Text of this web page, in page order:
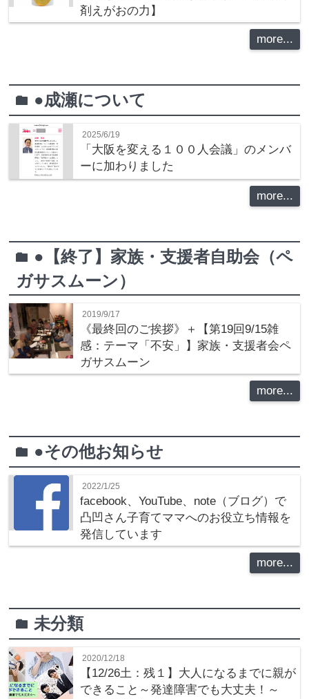
剤えがおの力】
more...
folder ●成瀬について
2025/6/19
「大阪を変える１００人会議」のメンバ
ーに加わりました
more...
folder ●【終了】家族・支援者自助会（ペ
ガサスムーン）
2019/9/17
《最終回のご挨拶》＋【第19回9/15雑
感：テーマ「不安」】家族・支援者会ペ
ガサスムーン
more...
folder ●その他お知らせ
2022/1/25
facebook、YouTube、note（ブログ）で
凸凹さん子育てママへのお役立ち情報を
発信しています
more...
folder未分類
2020/12/18
【12/26土：残１】大人になるまでに親が
できること～発達障害でも大丈夫！～